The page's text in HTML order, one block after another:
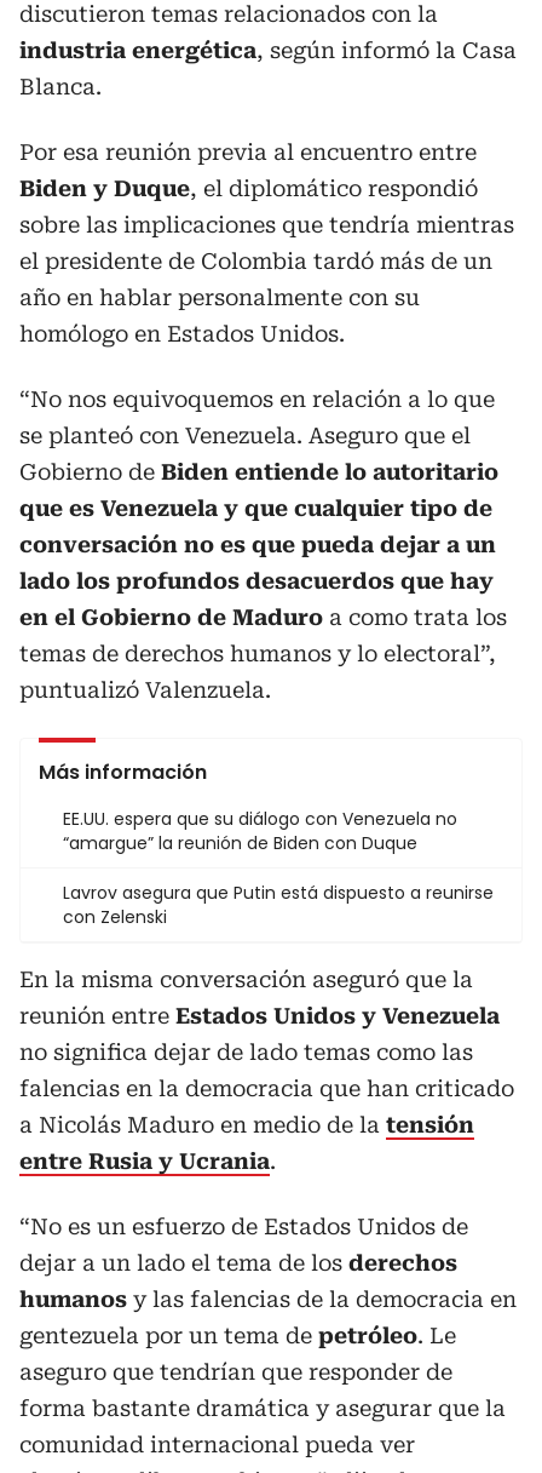
discutieron temas relacionados con la
industria energética, según informó la Casa
Blanca.
Por esa reunión previa al encuentro entre
Biden y Duque, el diplomático respondió
sobre las implicaciones que tendría mientras
el presidente de Colombia tardó más de un
año en hablar personalmente con su
homólogo en Estados Unidos.
“No nos equivoquemos en relación a lo que
se planteó con Venezuela. Aseguro que el
Gobierno de Biden entiende lo autoritario
que es Venezuela y que cualquier tipo de
conversación no es que pueda dejar a un
lado los profundos desacuerdos que hay
en el Gobierno de Maduro a como trata los
temas de derechos humanos y lo electoral”,
puntualizó Valenzuela.
Más información
EE.UU. espera que su diálogo con Venezuela no
“amargue” la reunión de Biden con Duque
Lavrov asegura que Putin está dispuesto a reunirse
con Zelenski
En la misma conversación aseguró que la
reunión entre Estados Unidos y Venezuela
no significa dejar de lado temas como las
falencias en la democracia que han criticado
a Nicolás Maduro en medio de la tensión
entre Rusia y Ucrania.
“No es un esfuerzo de Estados Unidos de
dejar a un lado el tema de los derechos
humanos y las falencias de la democracia en
gentezuela por un tema de petróleo. Le
aseguro que tendrían que responder de
forma bastante dramática y asegurar que la
comunidad internacional pueda ver